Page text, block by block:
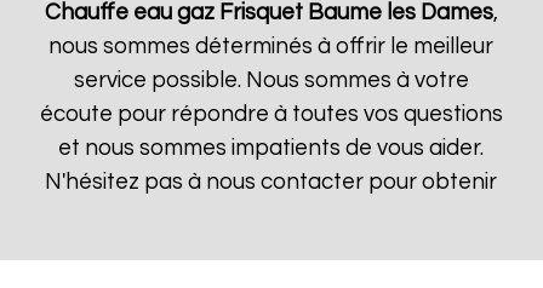
Chauffe eau gaz Frisquet Baume les Dames,
nous sommes déterminés à offrir le meilleur
service possible. Nous sommes à votre
écoute pour répondre à toutes vos questions
et nous sommes impatients de vous aider.
N'hésitez pas à nous contacter pour obtenir